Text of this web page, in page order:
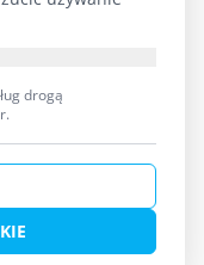
kajakowym
bieg Hańczy nie
łosia – oferuje
drogą
.